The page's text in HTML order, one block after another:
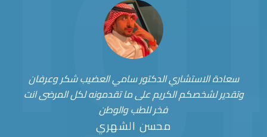
سعادة الاستشاري الدكتور سامي العضيب شكر وعرفان
وتقدير لشخصكم الكريم على ما تقدمونه لكل المرضى انت
فخر للطب والوطن
محسن الشهري